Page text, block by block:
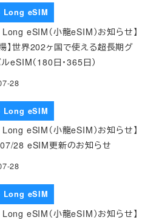
Long eSIM
Long eSIM（小龍eSIM）お知らせ】
】世界202ヶ国で使える超長期グ
eSIM（180日・365日）
28
Long eSIM
Long eSIM（小龍eSIM）お知らせ】
28 eSIM更新のお知らせ
28
Long eSIM
Long eSIM（小龍eSIM）お知らせ】